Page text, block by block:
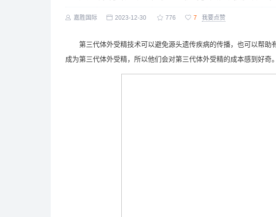
 嘉胜国际  2023-12-30  776  7 我要点赞
第三代体外受精技术可以避免源头遗传疾病的传播，也可以帮助
成为第三代体外受精，所以他们会对第三代体外受精的成本感到好奇。